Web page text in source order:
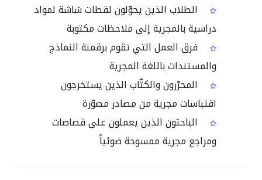
الطلاب الذين يحوّلون لقطات شاشة لمواد
دراسية بالمجرية إلى ملاحظات مكتوبة
فرق العمل التي تقوم برقمنة النماذج
والمستندات باللغة المجرية
المحرّرون والكتّاب الذين يستخرجون
اقتباسات مجرية من مصادر مصوّرة
الباحثون الذين يعملون على قصاصات
ومراجع مجرية ممسوحة ضوئياً